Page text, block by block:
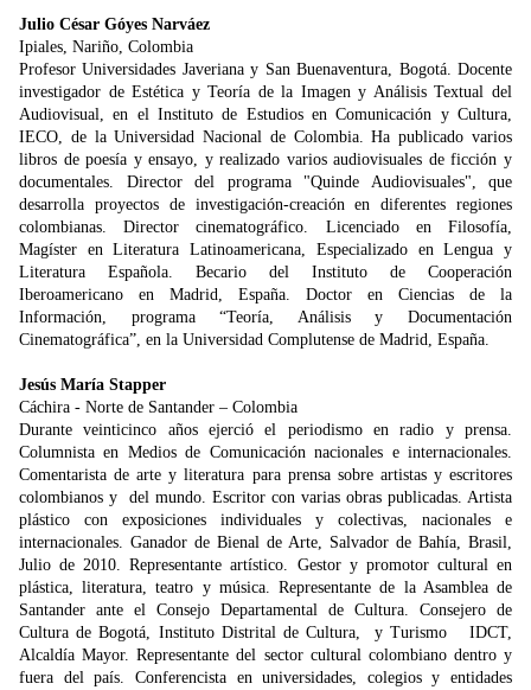
Julio César Góyes Narváez
Ipiales, Nariño, Colombia
Profesor Universidades Javeriana y San Buenaventura, Bogotá. Docente
investigador de Estética y Teoría de la Imagen y Análisis Textual del
Audiovisual, en el Instituto de Estudios en Comunicación y Cultura,
IECO, de la Universidad Nacional de Colombia. Ha publicado varios
libros de poesía y ensayo, y realizado varios audiovisuales de ficción y
documentales. Director del programa "Quinde Audiovisuales", que
desarrolla proyectos de investigación-creación en diferentes regiones
colombianas. Director cinematográfico. Licenciado en Filosofía,
Magíster en Literatura Latinoamericana, Especializado en Lengua y
Literatura Española. Becario del Instituto de Cooperación
Iberoamericano en Madrid, España. Doctor en Ciencias de la
Información, programa “Teoría, Análisis y Documentación
Cinematográfica”, en la Universidad Complutense de Madrid, España.
Jesús María Stapper
Cáchira - Norte de Santander – Colombia
Durante veinticinco años ejerció el periodismo en radio y prensa.
Columnista en Medios de Comunicación nacionales e internacionales.
Comentarista de arte y literatura para prensa sobre artistas y escritores
colombianos y del mundo. Escritor con varias obras publicadas. Artista
plástico con exposiciones individuales y colectivas, nacionales e
internacionales. Ganador de Bienal de Arte, Salvador de Bahía, Brasil,
Julio de 2010. Representante artístico. Gestor y promotor cultural en
plástica, literatura, teatro y música. Representante de la Asamblea de
Santander ante el Consejo Departamental de Cultura. Consejero de
Cultura de Bogotá, Instituto Distrital de Cultura, y Turismo IDCT,
Alcaldía Mayor. Representante del sector cultural colombiano dentro y
fuera del país. Conferencista en universidades, colegios y entidades